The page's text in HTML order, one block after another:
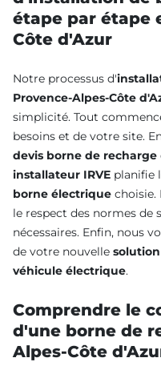
étape par étape
Côte d'Azur
Notre processus d'
Provence-Alpes-Côte
simplicité. Tout
besoins et de votre site.
devis borne de recharge
installateur IRVE planifie
borne électrique choisie.
le respect des normes de
nécessaires. Enfin, nous
de votre nouvelle
véhicule électrique.
Comprendre le
d'une borne de
Alpes-Côte